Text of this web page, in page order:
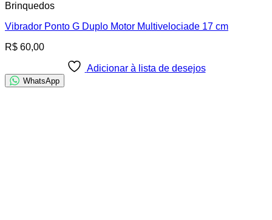
Brinquedos
Vibrador Ponto G Duplo Motor Multivelociade 17 cm
R$ 60,00
Adicionar à lista de desejos
WhatsApp